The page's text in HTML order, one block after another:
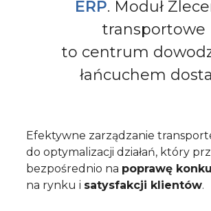
ERP. Moduł
transportowe
to centrum
łańcuchem
Efektywne zarządzanie
do optymalizacji działań, który
bezpośrednio na poprawę
na rynku i satysfakcji klientów.